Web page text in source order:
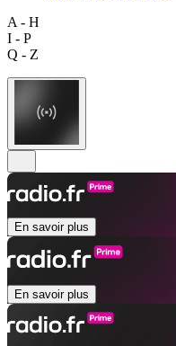
A - H
I - P
Q - Z
En savoir plus
En savoir plus